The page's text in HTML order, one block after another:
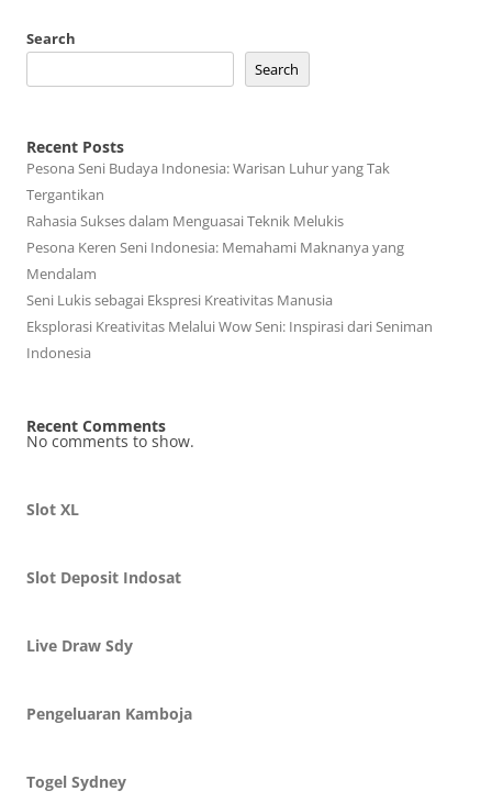
Search
Search
Recent Posts
Pesona Seni Budaya Indonesia: Warisan Luhur yang Tak
Tergantikan
Rahasia Sukses dalam Menguasai Teknik Melukis
Pesona Keren Seni Indonesia: Memahami Maknanya yang
Mendalam
Seni Lukis sebagai Ekspresi Kreativitas Manusia
Eksplorasi Kreativitas Melalui Wow Seni: Inspirasi dari Seniman
Indonesia
Recent Comments
No comments to show.
Slot XL
Slot Deposit Indosat
Live Draw Sdy
Pengeluaran Kamboja
Togel Sydney